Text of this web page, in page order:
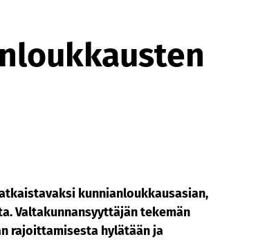
kunnianloukkausasian,
Valtakunnansyyttäjän tekemän
rajoittamisesta hylätään ja